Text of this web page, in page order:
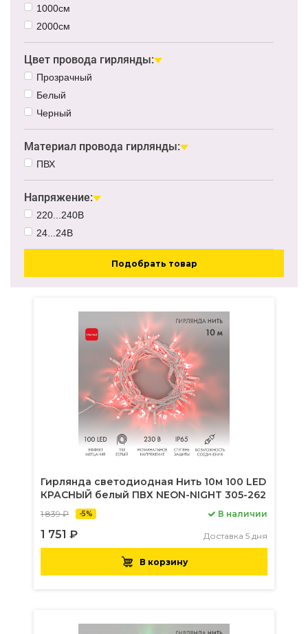
1000см
2000см
Цвет провода гирлянды:
Прозрачный
Белый
Черный
Материал провода гирлянды:
ПВХ
Напряжение:
220...240В
24...24В
Подобрать товар
Гирлянда светодиодная Нить 10м 100 LED
КРАСНЫЙ белый ПВХ NEON-NIGHT 305-262
1 839 ₽ -5%
1 751 ₽
В наличии
Доставка 5 дня
В корзину